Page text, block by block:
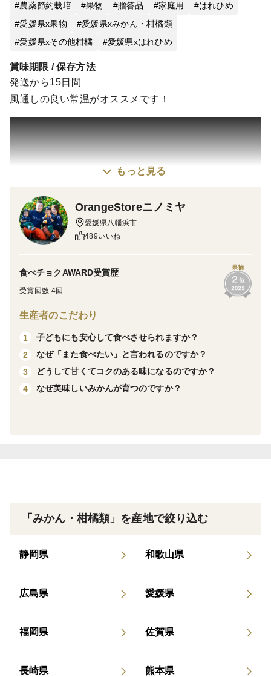
農薬節約栽培 果物 贈答品 家庭用
はれひめ
愛媛県x果物
愛媛県xみかん・柑橘類
愛媛県xその他柑橘
愛媛県xはれひめ
賞味期限 / 保存方法
発送から15日間
風通しの良い常温がオススメです！
こちらの商品以外にも沢山の品種や種類がございますの
https://www.tabechoku.com/producers/21129
この度はご覧いただき誠にありがとうございます。
以下の説明文・ご注意点をお読みの上、ご購入頂きます
よう宜しくお願い致します。
甘みと酸味のバランスが絶妙で、ひと房食べれば止まら
ないおいしさです。
【サイズ】
M~２L玉
【ご注意】
もっと見る
OrangeStoreニノミヤ
愛媛県八幡浜市
489いいね
食べチョクAWARD受賞歴
受賞回数 4回
果物
生産者のこだわり
1
子どもにも安心して食べさせられますか？
2
なぜ「また食べたい」と言われるのですか？
3
どうして甘くてコクのある味になるのですか？
4
なぜ美味しいみかんが育つのですか？
「みかん・柑橘類」を産地で絞り込む
静岡県 和歌山県
広島県 愛媛県
福岡県 佐賀県
長崎県 熊本県